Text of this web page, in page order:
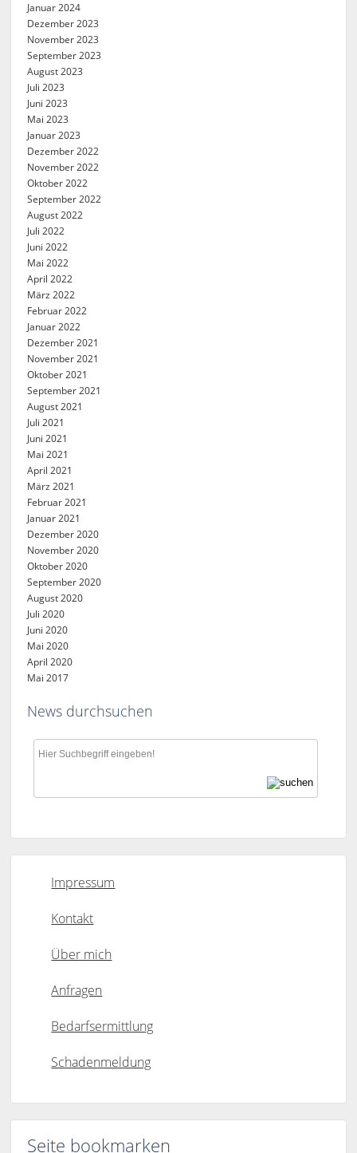
Januar 2024
Dezember 2023
November 2023
September 2023
August 2023
Juli 2023
Juni 2023
Mai 2023
Januar 2023
Dezember 2022
November 2022
Oktober 2022
September 2022
August 2022
Juli 2022
Juni 2022
Mai 2022
April 2022
März 2022
Februar 2022
Januar 2022
Dezember 2021
November 2021
Oktober 2021
September 2021
August 2021
Juli 2021
Juni 2021
Mai 2021
April 2021
März 2021
Februar 2021
Januar 2021
Dezember 2020
November 2020
Oktober 2020
September 2020
August 2020
Juli 2020
Juni 2020
Mai 2020
April 2020
Mai 2017
News durchsuchen
Impressum
Kontakt
Über mich
Anfragen
Bedarfsermittlung
Schadenmeldung
Seite bookmarken